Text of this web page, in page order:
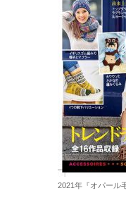
2021年『オパール